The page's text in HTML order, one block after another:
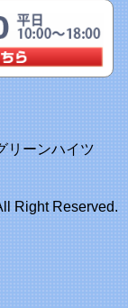
リーンハイツ
Right Reserved.